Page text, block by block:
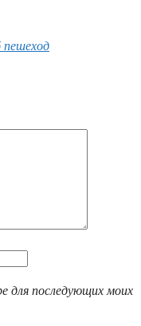
пешеход
для последующих моих